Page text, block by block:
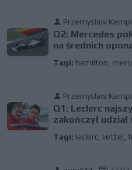
Przemysław
Q2: Mercedes
na średnich
Tagi: hamilton
Przemysław
Q1: Leclerc
zakończył
Tagi: leclerc, vettel